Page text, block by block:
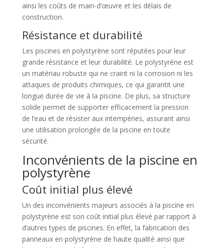
ainsi les coûts de main-d’œuvre et les délais de
construction.
Résistance et durabilité
Les piscines en polystyrène sont réputées pour leur
grande résistance et leur durabilité. Le polystyrène est
un matériau robuste qui ne craint ni la corrosion ni les
attaques de produits chimiques, ce qui garantit une
longue durée de vie à la piscine. De plus, sa structure
solide permet de supporter efficacement la pression
de l’eau et de résister aux intempéries, assurant ainsi
une utilisation prolongée de la piscine en toute
sécurité.
Inconvénients de la piscine en
polystyrène
Coût initial plus élevé
Un des inconvénients majeurs associés à la piscine en
polystyrène est son coût initial plus élevé par rapport à
d’autres types de piscines. En effet, la fabrication des
panneaux en polystyrène de haute qualité ainsi que